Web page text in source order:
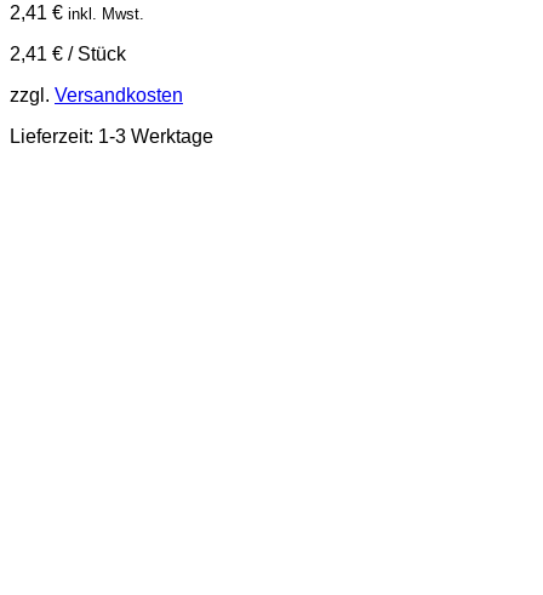
2,41 € inkl. Mwst.
2,41 € / Stück
zzgl. Versandkosten
Lieferzeit: 1-3 Werktage